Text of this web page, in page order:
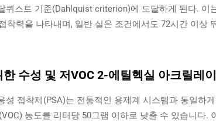
퀴스트 기준(Dahlquist criterion)에 도달하게 된다. 이
착력을 나타내며, 일반 실온 조건에서도 72시간 이상
수성 및 저VOC 2-에틸헥실 아크릴레
성 접착제(PSA)는 전통적인 용제계 시스템과 동일하
농도를 리터당 50그램 이하로 낮출 수 있습니다.